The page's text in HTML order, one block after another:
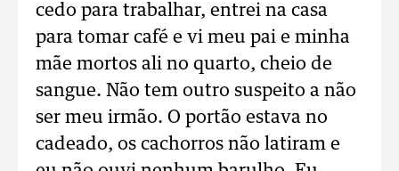
cedo para trabalhar, entrei na casa
para tomar café e vi meu pai e minha
mãe mortos ali no quarto, cheio de
sangue. Não tem outro suspeito a não
ser meu irmão. O portão estava no
cadeado, os cachorros não latiram e